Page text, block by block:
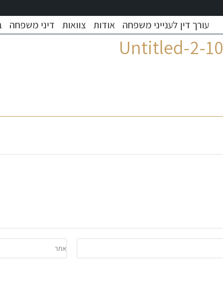
עורך דין לענייני משפחה אודות צוואות דיני משפחה
Untitled-2-10